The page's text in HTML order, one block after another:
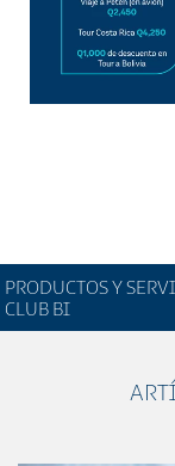
PRODUCTOS Y
CLUB BI